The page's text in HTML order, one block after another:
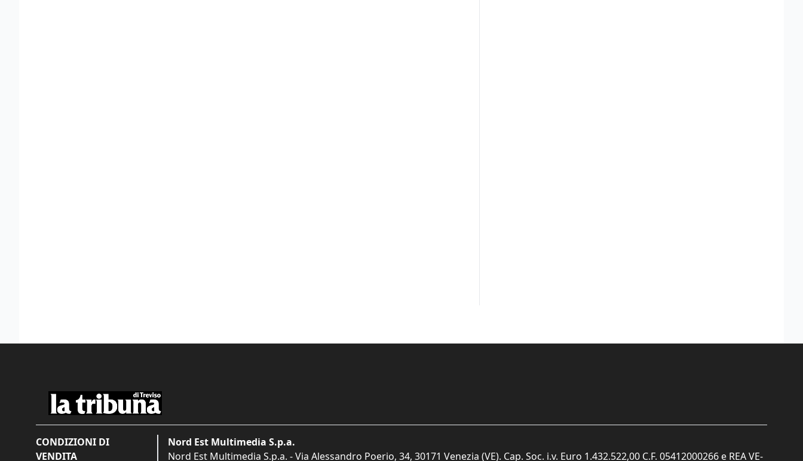
CONDIZIONI DI
VENDITA
Nord Est Multimedia S.p.a.
Nord Est Multimedia S.p.a. - Via Alessandro Poerio, 34, 30171 Venezia (VE). Cap. Soc. i.v. Euro 1.432.522,00 C.F. 05412000266 e REA VE-